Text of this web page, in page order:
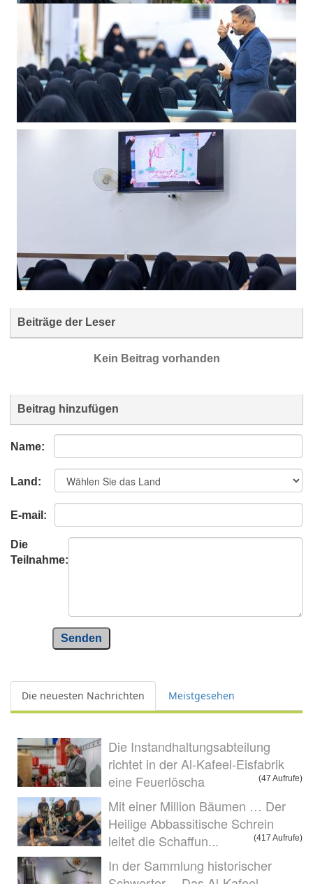
Beiträge der Leser
Kein Beitrag vorhanden
Beitrag hinzufügen
Name:
Land:
E-mail:
Die
Teilnahme:
Senden
Die neuesten Nachrichten Meistgesehen
Die Instandhaltungsabteilung
richtet in der Al-Kafeel-Eisfabrik
eine Feuerlöscha
(47 Aufrufe)
Mit einer Million Bäumen … Der
Heilige Abbassitische Schrein
leitet die Schaffun...
(417 Aufrufe)
In der Sammlung historischer